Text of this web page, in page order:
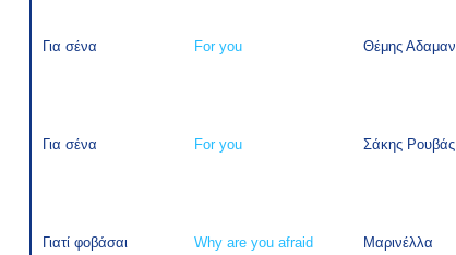
Για σένα For you Θέμης
Για σένα For you Σάκης Ρουβάς
Γιατί φοβάσαι Why are you afraid Μαρινέλλα